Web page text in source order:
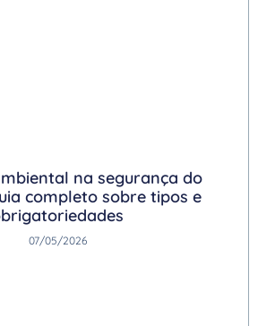
na segurança do
completo sobre tipos e
07/05/2026